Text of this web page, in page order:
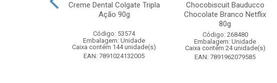
Creme Dental Colgate Tripla
Ação 90g
Código: 53574
Embalagem: Unidade
Caixa contém 144 unidade(s)
EAN: 7891024132005
Chocobiscuit Bauducco
Chocolate Branco Netflix
80g
Código: 268480
Embalagem: Unidade
Caixa contém 24 unidade(s)
EAN: 7891962079585